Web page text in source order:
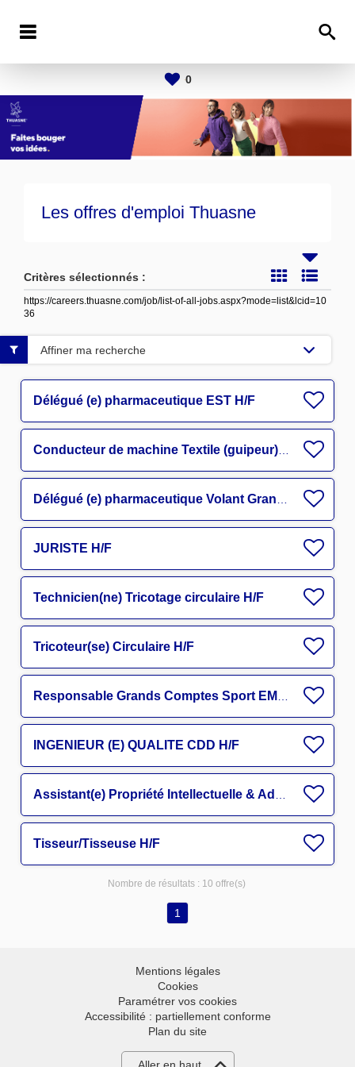
0
Les offres d'emploi Thuasne
Critères sélectionnés :
https://careers.thuasne.com/job/list-of-all-jobs.aspx?mode=list&lcid=10
36
Délégué (e) pharmaceutique EST H/F
JURISTE H/F
Technicien(ne) Tricotage circulaire H/F
Tricoteur(se) Circulaire H/F
INGENIEUR (E) QUALITE CDD H/F
Tisseur/Tisseuse H/F
Affiner ma recherche
Nombre de résultats : 10 offre(s)
1
Mentions légales
Cookies
Paramétrer vos cookies
Accessibilité : partiellement conforme
Plan du site